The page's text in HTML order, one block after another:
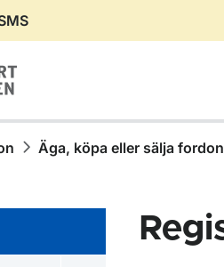
Äga, köpa eller sälja fordon